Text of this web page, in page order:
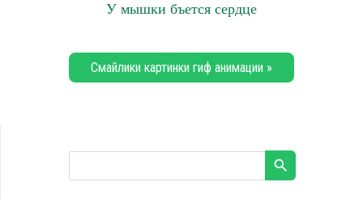
У мышки бъется сердце
Смайлики картинки гиф анимации »